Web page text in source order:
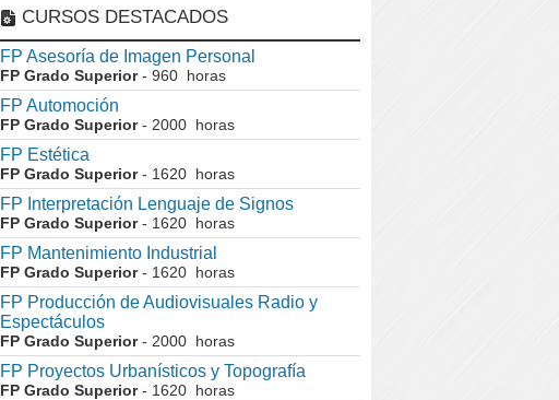
CURSOS DESTACADOS
FP Asesoría de Imagen Personal
FP Grado Superior- 960 horas
FP Automoción
FP Grado Superior- 2000 horas
FP Estética
FP Grado Superior- 1620 horas
FP Interpretación Lenguaje de Signos
FP Grado Superior- 1620 horas
FP Mantenimiento Industrial
FP Grado Superior- 1620 horas
FP Producción de Audiovisuales Radio y
Espectáculos
FP Grado Superior- 2000 horas
FP Proyectos Urbanísticos y Topografía
FP Grado Superior- 1620 horas